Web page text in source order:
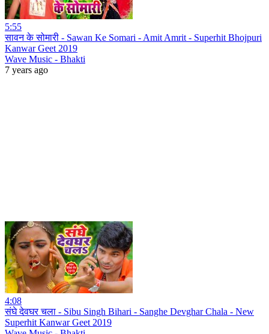
5:55
सावन के सोमारी - Sawan Ke Somari - Amit Amrit - Superhit Bhojpuri
Kanwar Geet 2019
Wave Music - Bhakti
7 years ago
4:08
संघे देवघर चला - Sibu Singh Bihari - Sanghe Devghar Chala - New
Superhit Kanwar Geet 2019